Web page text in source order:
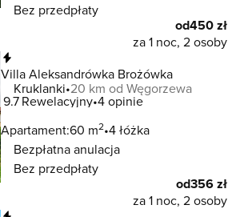
Bez przedpłaty
od450 zł
za 1 noc, 2 osoby
Villa Aleksandrówka Brożówka
Kruklanki 20 km od Węgorzewa
9.7Rewelacyjny 4 opinie
Apartament:60 m2 4 łóżka
Bezpłatna anulacja
Bez przedpłaty
od356 zł
za 1 noc, 2 osoby